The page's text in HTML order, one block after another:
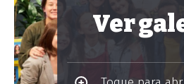
Ver